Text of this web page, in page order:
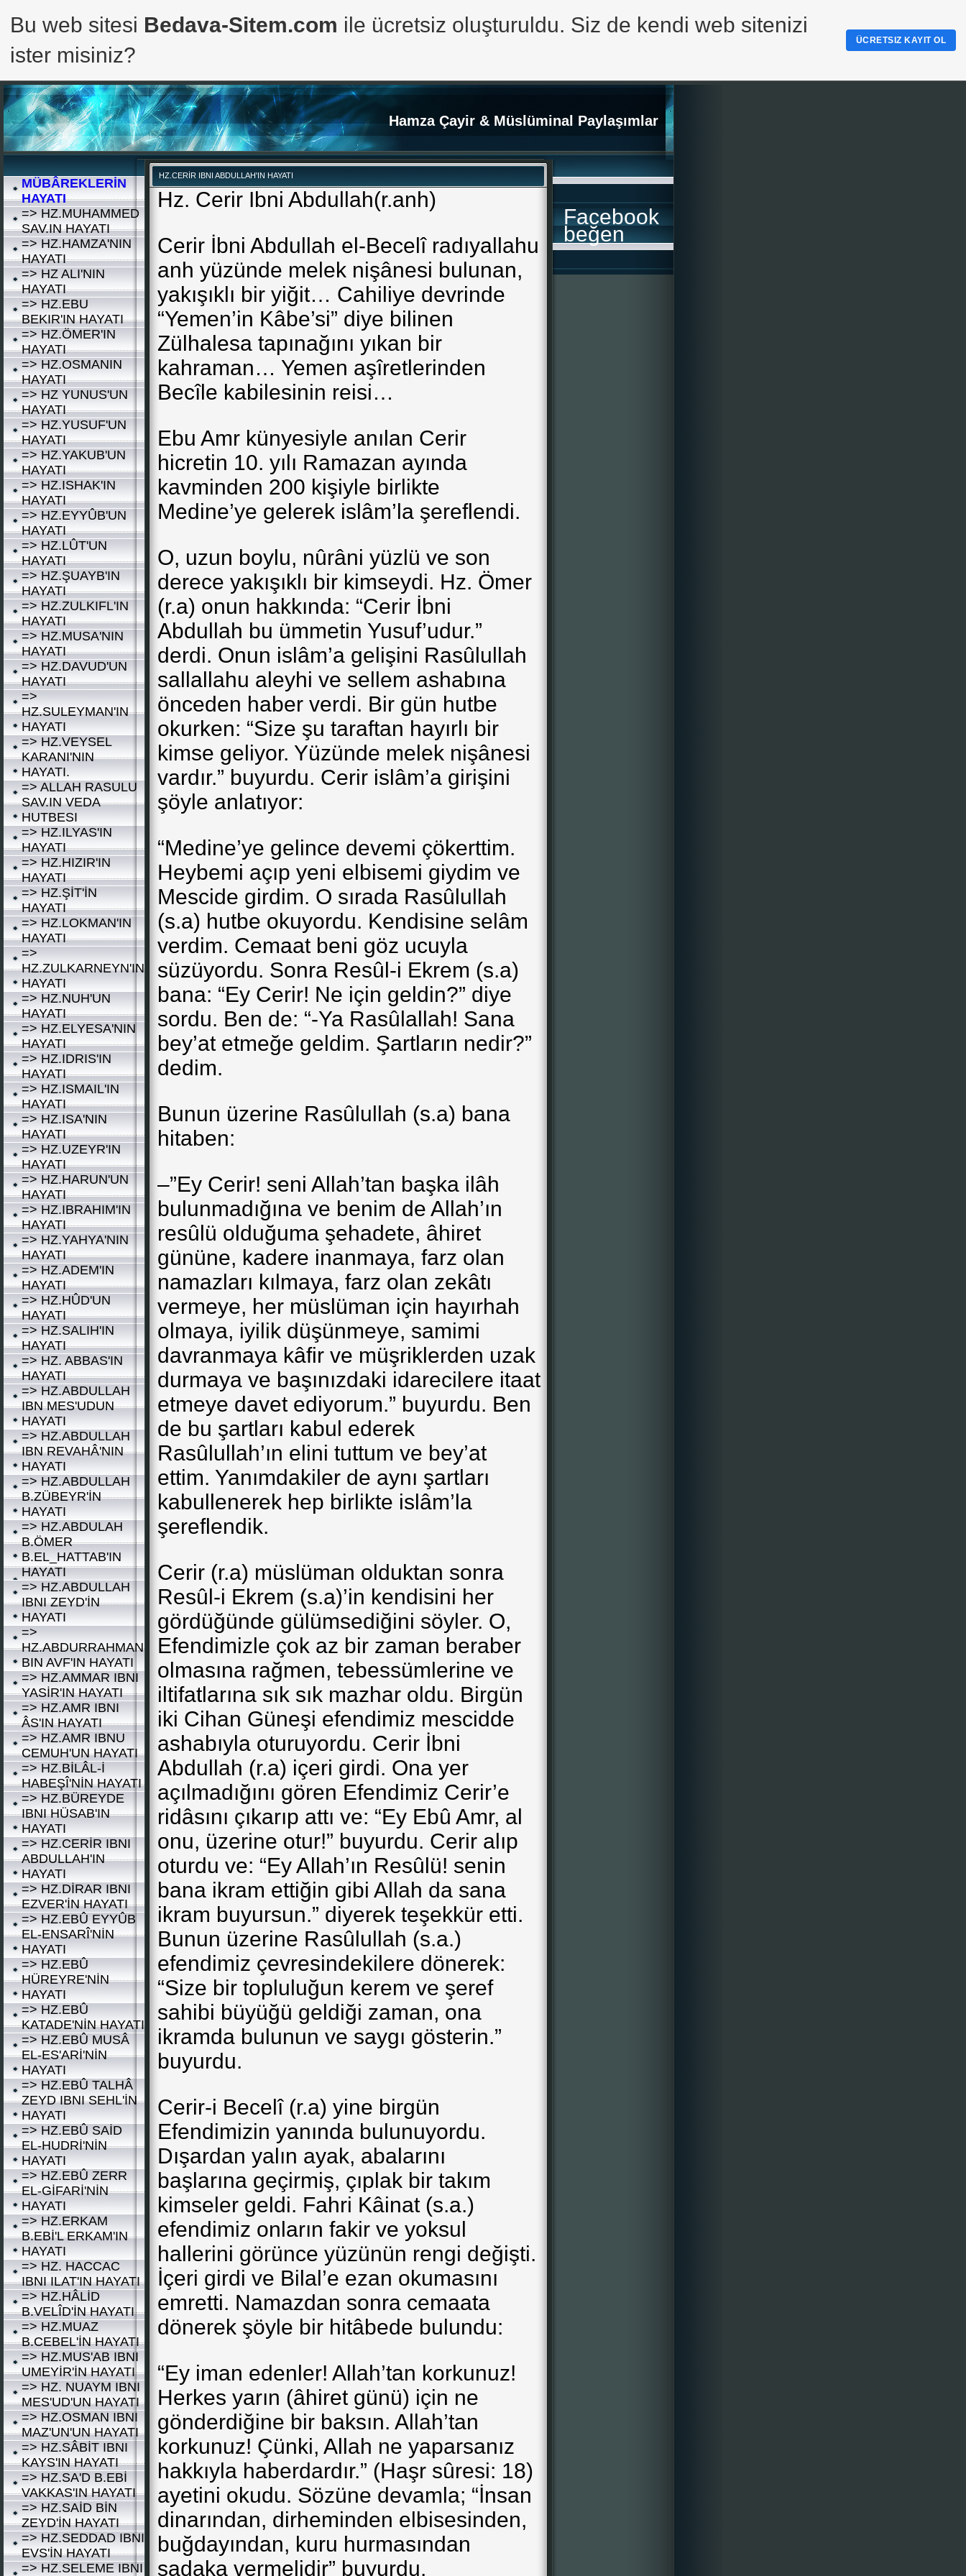
Hamza Çayir & Müslüminal Paylaşımlar
MÜBÂREKLERİN
HAYATI
=> HZ.MUHAMMED
SAV.IN HAYATI
=> HZ.HAMZA'NIN
HAYATI
=> HZ ALI'NIN
HAYATI
=> HZ.EBU
BEKIR'IN HAYATI
=> HZ.ÖMER'IN
HAYATI
=> HZ.OSMANIN
HAYATI
=> HZ YUNUS'UN
HAYATI
=> HZ.YUSUF'UN
HAYATI
=> HZ.YAKUB'UN
HAYATI
=> HZ.ISHAK'IN
HAYATI
=> HZ.EYYÛB'UN
HAYATI
=> HZ.LÛT'UN
HAYATI
=> HZ.ŞUAYB'IN
HAYATI
=> HZ.ZULKIFL'IN
HAYATI
=> HZ.MUSA'NIN
HAYATI
=> HZ.DAVUD'UN
HAYATI
=>
HZ.SULEYMAN'IN
HAYATI
=> HZ.VEYSEL
KARANI'NIN
HAYATI.
=> ALLAH RASULU
SAV.IN VEDA
HUTBESI
=> HZ.ILYAS'IN
HAYATI
=> HZ.HIZIR'IN
HAYATI
=> HZ.ŞİT'İN
HAYATI
=> HZ.LOKMAN'IN
HAYATI
=>
HZ.ZULKARNEYN'IN
HAYATI
=> HZ.NUH'UN
HAYATI
=> HZ.ELYESA'NIN
HAYATI
=> HZ.IDRIS'IN
HAYATI
=> HZ.ISMAIL'IN
HAYATI
=> HZ.ISA'NIN
HAYATI
=> HZ.UZEYR'IN
HAYATI
=> HZ.HARUN'UN
HAYATI
=> HZ.IBRAHIM'IN
HAYATI
=> HZ.YAHYA'NIN
HAYATI
=> HZ.ADEM'IN
HAYATI
=> HZ.HÛD'UN
HAYATI
=> HZ.SALIH'IN
HAYATI
=> HZ. ABBAS'IN
HAYATI
=> HZ.ABDULLAH
IBN MES'UDUN
HAYATI
=> HZ.ABDULLAH
IBN REVAHÂ'NIN
HAYATI
=> HZ.ABDULLAH
B.ZÜBEYR'İN
HAYATI
=> HZ.ABDULAH
B.ÖMER
B.EL_HATTAB'IN
HAYATI
=> HZ.ABDULLAH
IBNI ZEYD'İN
HAYATI
=>
HZ.ABDURRAHMAN
BIN AVF'IN HAYATI
=> HZ.AMMAR IBNI
YASİR'IN HAYATI
=> HZ.AMR IBNI
ÂS'IN HAYATI
=> HZ.AMR IBNU
CEMUH'UN HAYATI
=> HZ.BİLÂL-İ
HABEŞÎ'NİN HAYATI
=> HZ.BÜREYDE
IBNI HÜSAB'IN
HAYATI
=> HZ.CERİR IBNI
ABDULLAH'IN
HAYATI
=> HZ.DİRAR IBNI
EZVER'İN HAYATI
=> HZ.EBÛ EYYÛB
EL-ENSARÎ'NİN
HAYATI
=> HZ.EBÛ
HÜREYRE'NİN
HAYATI
=> HZ.EBÛ
KATADE'NİN HAYATI
=> HZ.EBÛ MUSÂ
EL-ES'ARİ'NİN
HAYATI
=> HZ.EBÛ TALHÂ
ZEYD IBNI SEHL'İN
HAYATI
=> HZ.EBÛ SAİD
EL-HUDRİ'NİN
HAYATI
=> HZ.EBÛ ZERR
EL-GİFARİ'NİN
HAYATI
=> HZ.ERKAM
B.EBİ'L ERKAM'IN
HAYATI
=> HZ. HACCAC
IBNI ILAT'IN HAYATI
=> HZ.HÂLİD
B.VELÎD'İN HAYATI
=> HZ.MUAZ
B.CEBEL'İN HAYATI
=> HZ.MUS'AB IBNI
UMEYİR'İN HAYATI
=> HZ. NUAYM IBNI
MES'UD'UN HAYATI
=> HZ.OSMAN IBNI
MAZ'UN'UN HAYATI
=> HZ.SÂBİT IBNI
KAYS'IN HAYATI
=> HZ.SA'D B.EBİ
VAKKAS'IN HAYATI
=> HZ.SAİD BİN
ZEYD'İN HAYATI
=> HZ.SEDDAD IBNI
EVS'İN HAYATI
=> HZ.SELEME IBNI
HZ.CERİR IBNI ABDULLAH'IN HAYATI
Hz. Cerir Ibni Abdullah(r.anh)
Cerir İbni Abdullah el-Becelî radıyallahu
anh yüzünde melek nişânesi bulunan,
yakışıklı bir yiğit… Cahiliye devrinde
“Yemen’in Kâbe’si” diye bilinen
Zülhalesa tapınağını yıkan bir
kahraman… Yemen aşîretlerinden
Becîle kabilesinin reisi…
Ebu Amr künyesiyle anılan Cerir
hicretin 10. yılı Ramazan ayında
kavminden 200 kişiyle birlikte
Medine’ye gelerek islâm’la şereflendi.
O, uzun boylu, nûrâni yüzlü ve son
derece yakışıklı bir kimseydi. Hz. Ömer
(r.a) onun hakkında: “Cerir İbni
Abdullah bu ümmetin Yusuf’udur.”
derdi. Onun islâm’a gelişini Rasûlullah
sallallahu aleyhi ve sellem ashabına
önceden haber verdi. Bir gün hutbe
okurken: “Size şu taraftan hayırlı bir
kimse geliyor. Yüzünde melek nişânesi
vardır.” buyurdu. Cerir islâm’a girişini
şöyle anlatıyor:
“Medine’ye gelince devemi çökerttim.
Heybemi açıp yeni elbisemi giydim ve
Mescide girdim. O sırada Rasûlullah
(s.a) hutbe okuyordu. Kendisine selâm
verdim. Cemaat beni göz ucuyla
süzüyordu. Sonra Resûl-i Ekrem (s.a)
bana: “Ey Cerir! Ne için geldin?” diye
sordu. Ben de: “-Ya Rasûlallah! Sana
bey’at etmeğe geldim. Şartların nedir?”
dedim.
Bunun üzerine Rasûlullah (s.a) bana
hitaben:
–”Ey Cerir! seni Allah’tan başka ilâh
bulunmadığına ve benim de Allah’ın
resûlü olduğuma şehadete, âhiret
gününe, kadere inanmaya, farz olan
namazları kılmaya, farz olan zekâtı
vermeye, her müslüman için hayırhah
olmaya, iyilik düşünmeye, samimi
davranmaya kâfir ve müşriklerden uzak
durmaya ve başınızdaki idarecilere itaat
etmeye davet ediyorum.” buyurdu. Ben
de bu şartları kabul ederek
Rasûlullah’ın elini tuttum ve bey’at
ettim. Yanımdakiler de aynı şartları
kabullenerek hep birlikte islâm’la
şereflendik.
Cerir (r.a) müslüman olduktan sonra
Resûl-i Ekrem (s.a)’in kendisini her
gördüğünde gülümsediğini söyler. O,
Efendimizle çok az bir zaman beraber
olmasına rağmen, tebessümlerine ve
iltifatlarına sık sık mazhar oldu. Birgün
iki Cihan Güneşi efendimiz mescidde
ashabıyla oturuyordu. Cerir İbni
Abdullah (r.a) içeri girdi. Ona yer
açılmadığını gören Efendimiz Cerir’e
ridâsını çıkarıp attı ve: “Ey Ebû Amr, al
onu, üzerine otur!” buyurdu. Cerir alıp
oturdu ve: “Ey Allah’ın Resûlü! senin
bana ikram ettiğin gibi Allah da sana
ikram buyursun.” diyerek teşekkür etti.
Bunun üzerine Rasûlullah (s.a.)
efendimiz çevresindekilere dönerek:
“Size bir topluluğun kerem ve şeref
sahibi büyüğü geldiği zaman, ona
ikramda bulunun ve saygı gösterin.”
buyurdu.
Cerir-i Becelî (r.a) yine birgün
Efendimizin yanında bulunuyordu.
Dışardan yalın ayak, abalarını
başlarına geçirmiş, çıplak bir takım
kimseler geldi. Fahri Kâinat (s.a.)
efendimiz onların fakir ve yoksul
hallerini görünce yüzünün rengi değişti.
İçeri girdi ve Bilal’e ezan okumasını
emretti. Namazdan sonra cemaata
dönerek şöyle bir hitâbede bulundu:
“Ey iman edenler! Allah’tan korkunuz!
Herkes yarın (âhiret günü) için ne
gönderdiğine bir baksın. Allah’tan
korkunuz! Çünki, Allah ne yaparsanız
hakkıyla haberdardır.” (Haşr sûresi: 18)
ayetini okudu. Sözüne devamla; “İnsan
dinarından, dirheminden elbisesinden,
buğdayından, kuru hurmasından
sadaka vermelidir” buyurdu.
Facebook
beğen
Bu web sitesi Bedava-Sitem.com ile ücretsiz oluşturuldu. Siz de kendi web sitenizi
ister misiniz?
ÜCRETSIZ KAYIT OL